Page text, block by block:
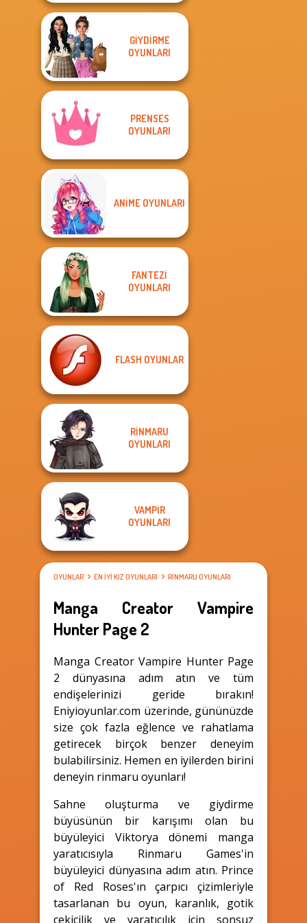
GIYDIRME
OYUNLARI
PRENSES
OYUNLARI
ANIME OYUNLARI
FANTEZI
OYUNLARI
FLASH OYUNLAR
RINMARU
OYUNLARI
VAMPIR
OYUNLARI
OYUNLAR EN IYI KIZ OYUNLARI RINMARU OYUNLARI
Manga Creator Vampire
Hunter Page 2
Manga Creator Vampire Hunter Page
2 dünyasına adım atın ve tüm
endişelerinizi geride bırakın!
Eniyioyunlar.com üzerinde, gününüzde
size çok fazla eğlence ve rahatlama
getirecek birçok benzer deneyim
bulabilirsiniz. Hemen en iyilerden birini
deneyin rinmaru oyunları!
Sahne oluşturma ve giydirme
büyüsünün bir karışımı olan bu
büyüleyici Viktorya dönemi manga
yaratıcısıyla Rinmaru Games'in
büyüleyici dünyasına adım atın. Prince
of Red Roses'ın çarpıcı çizimleriyle
tasarlanan bu oyun, karanlık, gotik
çekicilik ve yaratıcılık için sonsuz